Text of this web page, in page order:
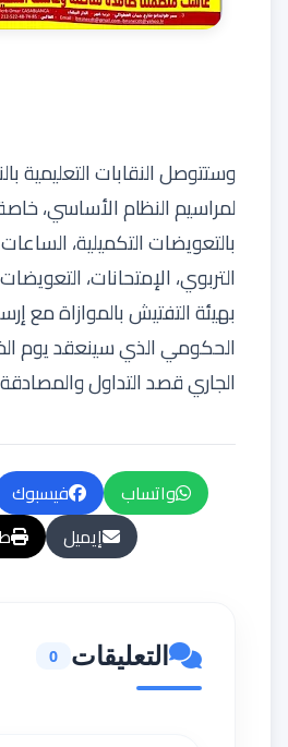
وستتوصل النقابات التعليمية
لمراسيم النظام الأساسي،
بالتعويضات التكميلية،
التربوي، الإمتحانات،
بهيئة التفتيش بالموازاة مع
الجاري قصد التداول
واتساب فيسبوك
إيميل
التعليقات 0